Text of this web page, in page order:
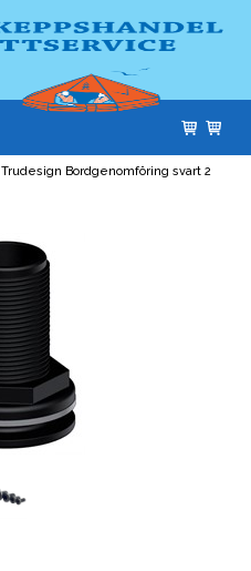
Trudesign Bordgenomföring svart 2